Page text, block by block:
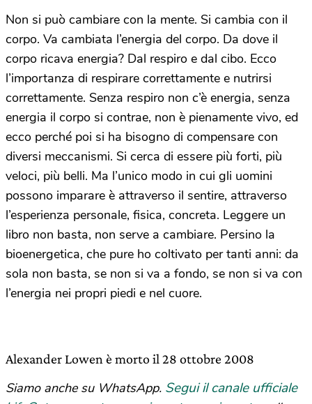
Non si può cambiare con la mente. Si cambia con il
corpo. Va cambiata l’energia del corpo. Da dove il
corpo ricava energia? Dal respiro e dal cibo. Ecco
l’importanza di respirare correttamente e nutrirsi
correttamente. Senza respiro non c’è energia, senza
energia il corpo si contrae, non è pienamente vivo, ed
ecco perché poi si ha bisogno di compensare con
diversi meccanismi. Si cerca di essere più forti, più
veloci, più belli. Ma l’unico modo in cui gli uomini
possono imparare è attraverso il sentire, attraverso
l’esperienza personale, fisica, concreta. Leggere un
libro non basta, non serve a cambiare. Persino la
bioenergetica, che pure ho coltivato per tanti anni: da
sola non basta, se non si va a fondo, se non si va con
l’energia nei propri piedi e nel cuore.
Alexander Lowen è morto il 28 ottobre 2008
Siamo anche su WhatsApp. Segui il canale ufficiale